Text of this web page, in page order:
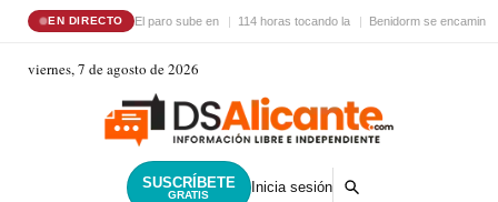
EN DIRECTO El paro sube en 114 horas tocando la Benidorm se encamina
viernes, 7 de agosto de 2026
SUSCRÍBETE
GRATIS Inicia sesión